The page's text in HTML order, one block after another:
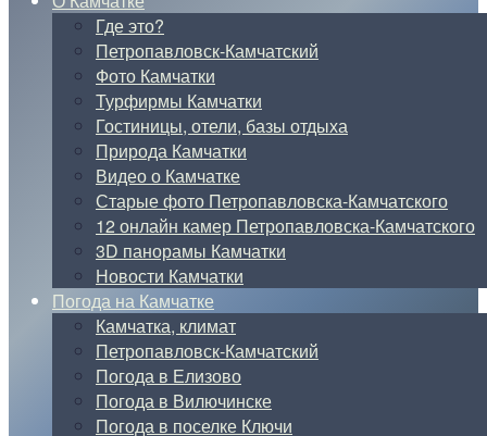
Где это?
Петропавловск-Камчатский
Фото Камчатки
Турфирмы Камчатки
Гостиницы, отели, базы отдыха
Природа Камчатки
Видео о Камчатке
Старые фото Петропавловска-Камчатского
12 онлайн камер Петропавловска-Камчатского
3D панорамы Камчатки
Новости Камчатки
Погода на Камчатке
Камчатка, климат
Петропавловск-Камчатский
Погода в Елизово
Погода в Вилючинске
Погода в поселке Ключи